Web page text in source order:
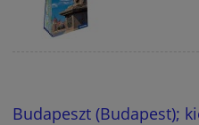
Budapeszt (Budapest);